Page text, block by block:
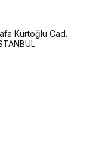
Kurtoğlu Cad.